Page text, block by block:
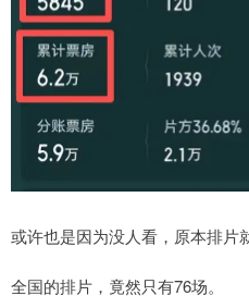
或许也是因为没人看，原本排片
全国的排片，竟然只有76场。